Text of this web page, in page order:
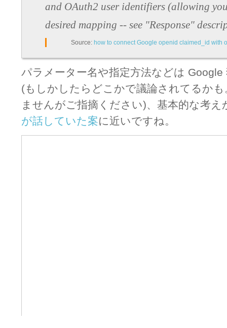
and OAuth2 user identifiers (allowing
desired mapping -- see "Response"
Source: how to connect Google openid claimed_id with
パラメーター名や指定方法などは
(もしかしたらどこかで議論されてるか
ませんがご指摘ください)、基本的な考え
が話していた案に近いですね。